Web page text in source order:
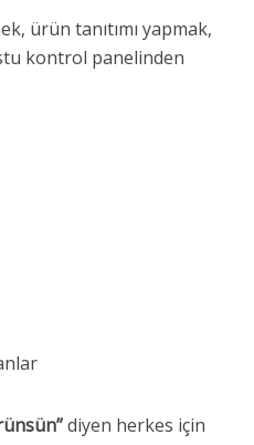
ürün tanıtımı yapmak,
kontrol panelinden
diyen herkes için